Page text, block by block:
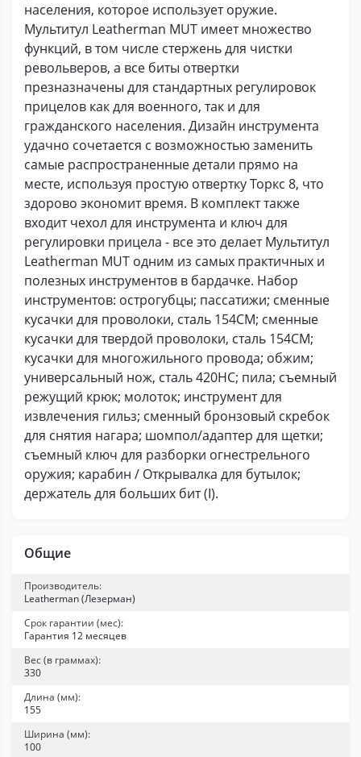
населения, которое использует оружие.
Мультитул Leatherman MUT имеет множество
функций, в том числе стержень для чистки
револьверов, а все биты отвертки
презназначены для стандартных регулировок
прицелов как для военного, так и для
гражданского населения. Дизайн инструмента
удачно сочетается с возможностью заменить
самые распространенные детали прямо на
месте, используя простую отвертку Торкс 8, что
здорово экономит время. В комплект также
входит чехол для инструмента и ключ для
регулировки прицела - все это делает Мультитул
Leatherman MUT одним из самых практичных и
полезных инструментов в бардачке. Набор
инструментов: острогубцы; пассатижи; сменные
кусачки для проволоки, сталь 154СМ; сменные
кусачки для твердой проволоки, сталь 154СМ;
кусачки для многожильного провода; обжим;
универсальный нож, сталь 420HC; пила; съемный
режущий крюк; молоток; инструмент для
извлечения гильз; сменный бронзовый скребок
для снятия нагара; шомпол/адаптер для щетки;
съемный ключ для разборки огнестрельного
оружия; карабин / Открывалка для бутылок;
держатель для больших бит (I).
Общие
Производитель:
Leatherman (Лезерман)
Срок гарантии (мес):
Гарантия 12 месяцев
Вес (в граммах):
330
Длина (мм):
155
Ширина (мм):
100